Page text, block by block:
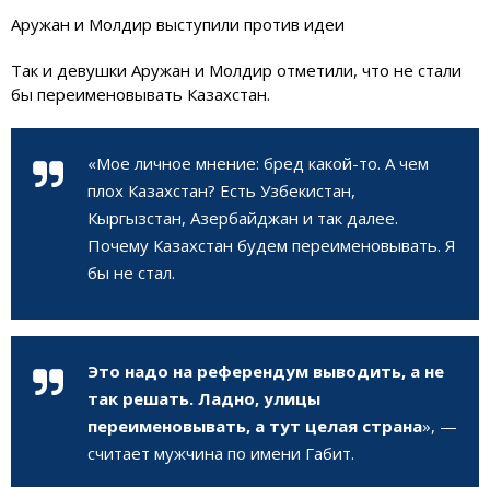
Аружан и Молдир выступили против идеи
Так и девушки Аружан и Молдир отметили, что не стали
бы переименовывать Казахстан.
«Мое личное мнение: бред какой-то. А чем
плох Казахстан? Есть Узбекистан,
Кыргызстан, Азербайджан и так далее.
Почему Казахстан будем переименовывать. Я
бы не стал.
Это надо на референдум выводить, а не
так решать. Ладно, улицы
переименовывать, а тут целая страна», —
считает мужчина по имени Габит.